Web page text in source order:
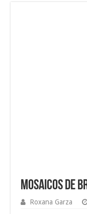
Mosaicos de
Roxana Garza